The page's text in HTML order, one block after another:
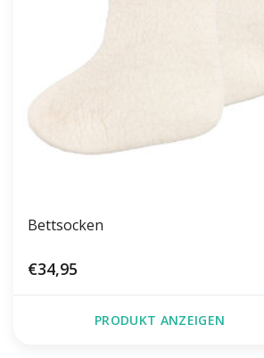
Bettsocken
€34,95
PRODUKT ANZEIGEN